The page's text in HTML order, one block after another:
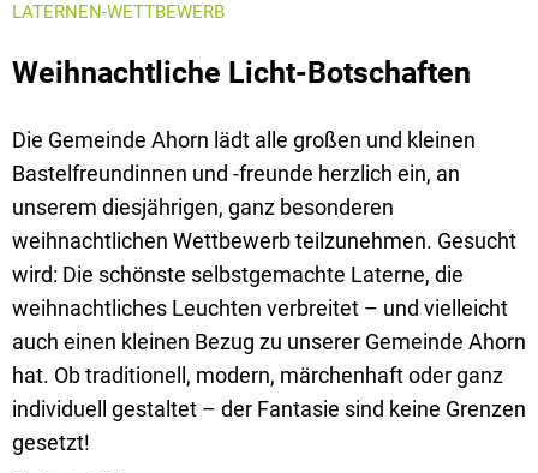
LATERNEN-WETTBEWERB
Weihnachtliche Licht-Botschaften
Die Gemeinde Ahorn lädt alle großen und kleinen
Bastelfreundinnen und -freunde herzlich ein, an
unserem diesjährigen, ganz besonderen
weihnachtlichen Wettbewerb teilzunehmen. Gesucht
wird: Die schönste selbstgemachte Laterne, die
weihnachtliches Leuchten verbreitet – und vielleicht
auch einen kleinen Bezug zu unserer Gemeinde Ahorn
hat. Ob traditionell, modern, märchenhaft oder ganz
individuell gestaltet – der Fantasie sind keine Grenzen
gesetzt!